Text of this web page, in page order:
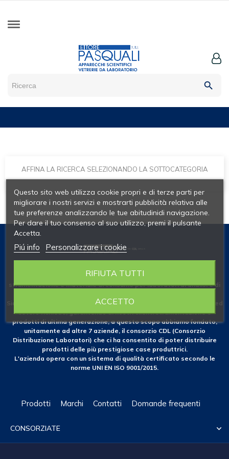
search
AFFINA LA RICERCA SELEZIONANDO LA SOTTOCATEGORIA
Fondata nel 1953 come azienda specializzata nelle forniture di
strumentazione e materiale di consumo per laboratori di analisi e di
Siamo costantemente attenti alle novità che il mercato nazionale ed
estero richiede, garantendo ai nostri clienti strumentazione e
prodotti di ultima generazione; a questo scopo abbiamo fondato,
unitamente ad altre 7 aziende, il consorzio CDL (Consorzio
Distribuzione Laboratori) che ci ha consentito di poter distribuire
prodotti delle più prestigiose case produttrici.
L'azienda opera con un sistema di qualità certificato secondo le
norme UNI EN ISO 9001/2015.
Prodotti Marchi Contatti Domande frequenti
CONSORZIATE 
Questo sito web utilizza cookie propri e di terze parti per
migliorare i nostri servizi e mostrarti pubblicità relativa alle
tue preferenze analizzando le tue abitudinidi navigazione.
Per dare il tuo consenso al suo utilizzo, premi il pulsante
Accetta.
Piú info Personalizzare i cookie
RIFIUTA TUTTI
ACCETTO